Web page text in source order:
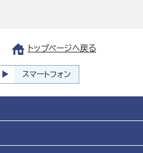
トップページへ戻る
スマートフォン